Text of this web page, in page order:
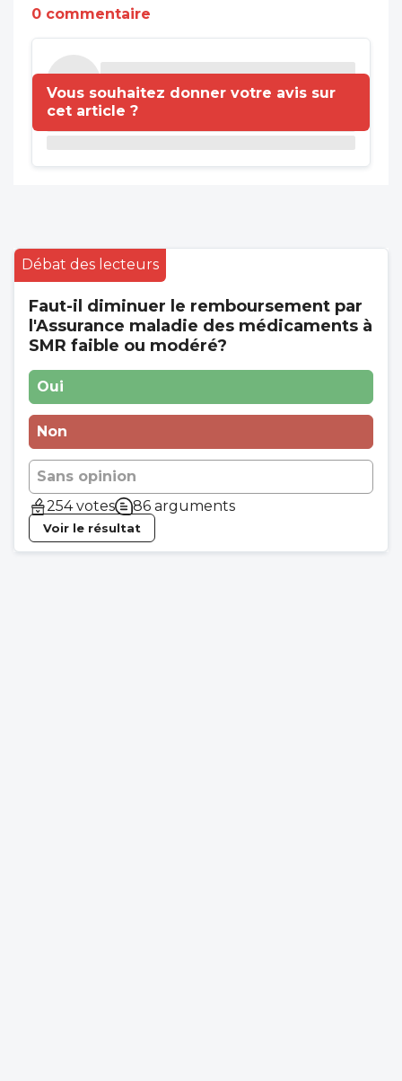
0 commentaire
Vous souhaitez donner votre avis sur
cet article ?
Débat des lecteurs
Faut-il diminuer le remboursement par
l'Assurance maladie des médicaments à
SMR faible ou modéré?
Oui
Non
Sans opinion
254 votes
86 arguments
Voir le résultat